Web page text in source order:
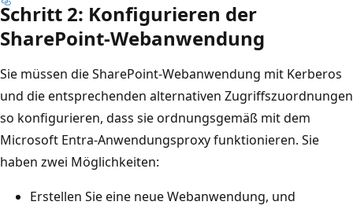
Schritt 2: Konfigurieren der
SharePoint-Webanwendung
Sie müssen die SharePoint-Webanwendung mit Kerberos
und die entsprechenden alternativen Zugriffszuordnungen
so konfigurieren, dass sie ordnungsgemäß mit dem
Microsoft Entra-Anwendungsproxy funktionieren. Sie
haben zwei Möglichkeiten:
Erstellen Sie eine neue Webanwendung, und